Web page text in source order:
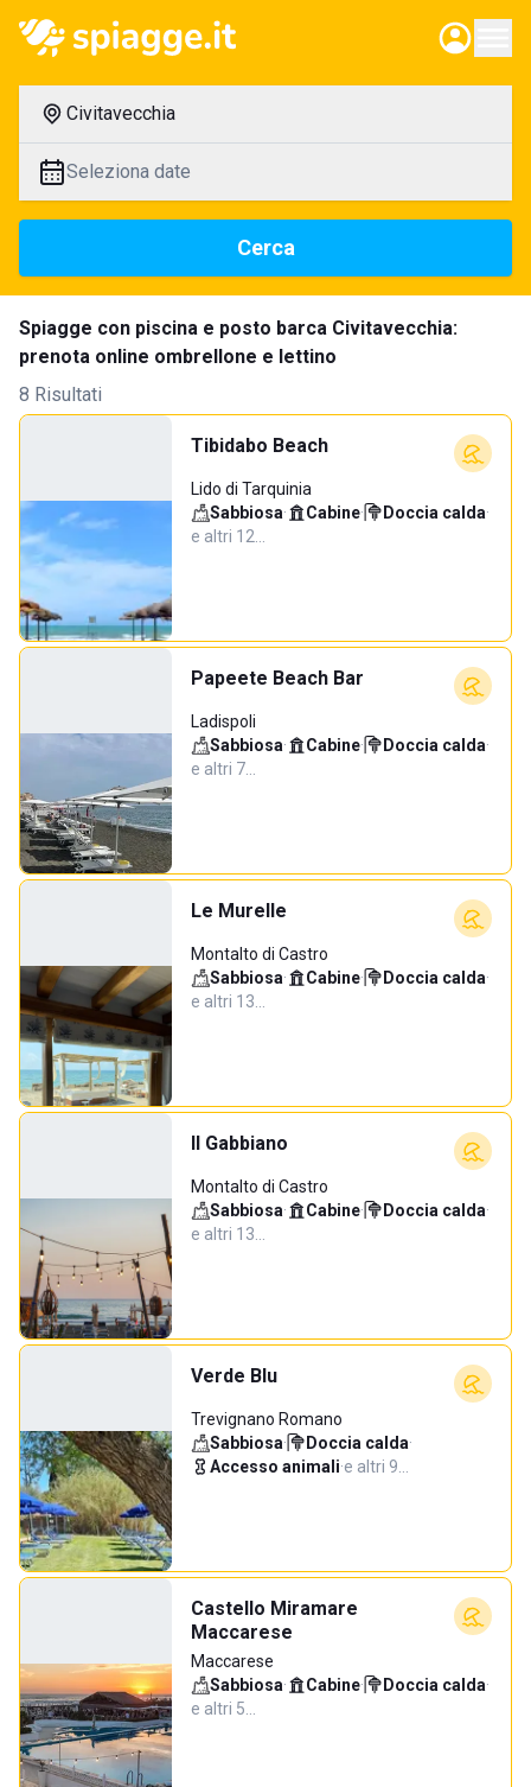
Civitavecchia
Seleziona date
Cerca
Spiagge con piscina e posto barca Civitavecchia:
prenota online ombrellone e lettino
8 Risultati
Tibidabo Beach
Lido di Tarquinia
Sabbiosa· Cabine· Doccia calda·
e altri 12…
Papeete Beach Bar
Ladispoli
Sabbiosa· Cabine· Doccia calda·
e altri 7…
Le Murelle
Montalto di Castro
Sabbiosa· Cabine· Doccia calda·
e altri 13…
Il Gabbiano
Montalto di Castro
Sabbiosa· Cabine· Doccia calda·
e altri 13…
Verde Blu
Trevignano Romano
Sabbiosa· Doccia calda·
Accesso animali·e altri 9…
Castello Miramare
Maccarese
Maccarese
Sabbiosa· Cabine· Doccia calda·
e altri 5…